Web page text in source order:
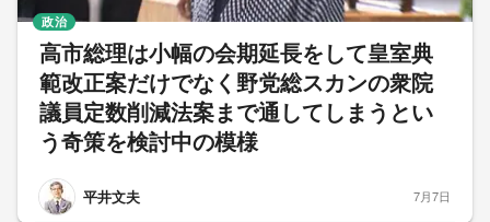
高市総理は小幅の会期延長をして皇室典
範改正案だけでなく野党総スカンの衆院
議員定数削減法案まで通してしまうとい
う奇策を検討中の模様
平井文夫
政治
7月7日